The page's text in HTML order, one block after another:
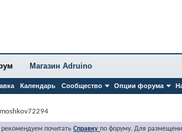
Календарь Сообщество Опции форума
Магазин Adruino
почитать Справку по форуму. Для